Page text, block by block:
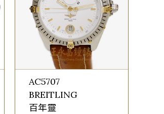
AC5707
BREITLING
百年靈